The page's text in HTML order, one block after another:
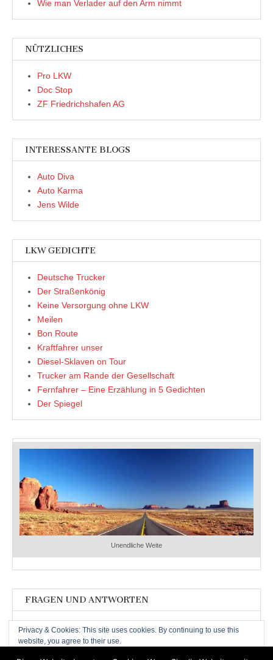
Wie man Verlader auf den Arm nimmt
NÜTZLICHES
Pro LKW
Doc Stop
ZF Friedrichshafen AG
INTERESSANTE BLOGS
Auto Diva
Auto Karma
Jens Wilde
LKW GEDICHTE
Deutsche Trucker
Der Straßenkönig
Keine Versorgung ohne LKW
Meilen
Bon Route
Kraftfahrer unser
Diesel-Sklaven on Tour
Trucker am Rande der Gesellschaft
Fernfahrer – Eine Erzählung in 5 Gedichten
Der Spiegel
Unendliche Weite
FRAGEN UND ANTWORTEN
Fragen und Antworten
Privacy & Cookies: This site uses cookies. By continuing to use this
website, you agree to their use.